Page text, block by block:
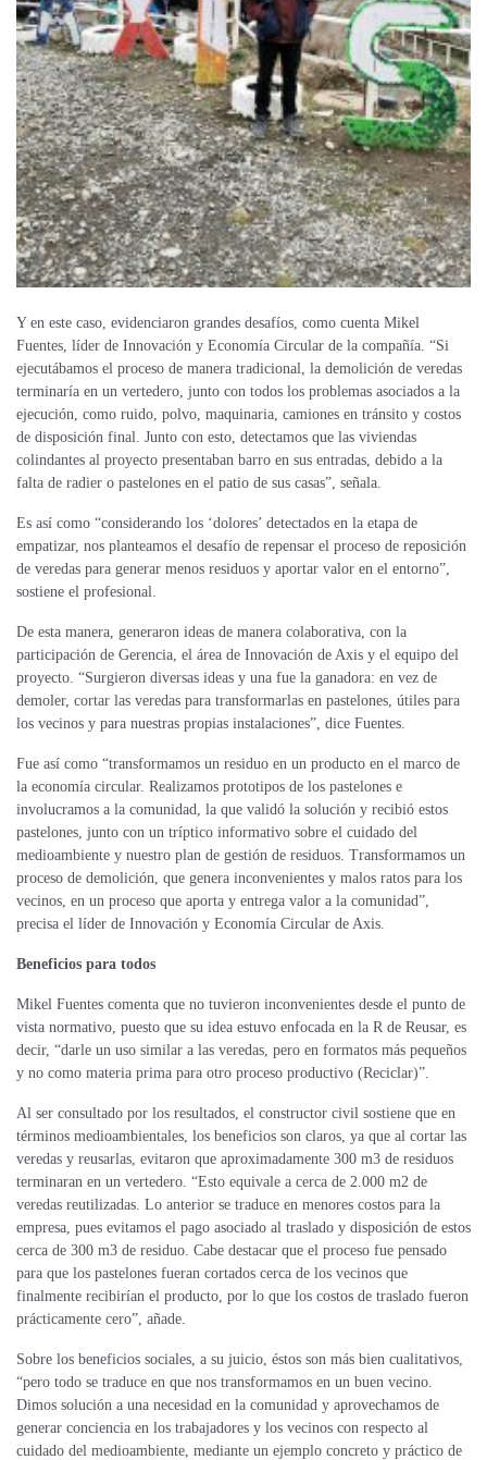
Y en este caso, evidenciaron grandes desafíos, como cuenta Mikel
Fuentes, líder de Innovación y Economía Circular de la compañía. “Si
ejecutábamos el proceso de manera tradicional, la demolición de veredas
terminaría en un vertedero, junto con todos los problemas asociados a la
ejecución, como ruido, polvo, maquinaria, camiones en tránsito y costos
de disposición final. Junto con esto, detectamos que las viviendas
colindantes al proyecto presentaban barro en sus entradas, debido a la
falta de radier o pastelones en el patio de sus casas”, señala.
Es así como “considerando los ‘dolores’ detectados en la etapa de
empatizar, nos planteamos el desafío de repensar el proceso de reposición
de veredas para generar menos residuos y aportar valor en el entorno”,
sostiene el profesional.
De esta manera, generaron ideas de manera colaborativa, con la
participación de Gerencia, el área de Innovación de Axis y el equipo del
proyecto. “Surgieron diversas ideas y una fue la ganadora: en vez de
demoler, cortar las veredas para transformarlas en pastelones, útiles para
los vecinos y para nuestras propias instalaciones”, dice Fuentes.
Fue así como “transformamos un residuo en un producto en el marco de
la economía circular. Realizamos prototipos de los pastelones e
involucramos a la comunidad, la que validó la solución y recibió estos
pastelones, junto con un tríptico informativo sobre el cuidado del
medioambiente y nuestro plan de gestión de residuos. Transformamos un
proceso de demolición, que genera inconvenientes y malos ratos para los
vecinos, en un proceso que aporta y entrega valor a la comunidad”,
precisa el líder de Innovación y Economía Circular de Axis.
Beneficios para todos
Mikel Fuentes comenta que no tuvieron inconvenientes desde el punto de
vista normativo, puesto que su idea estuvo enfocada en la R de Reusar, es
decir, “darle un uso similar a las veredas, pero en formatos más pequeños
y no como materia prima para otro proceso productivo (Reciclar)”.
Al ser consultado por los resultados, el constructor civil sostiene que en
términos medioambientales, los beneficios son claros, ya que al cortar las
veredas y reusarlas, evitaron que aproximadamente 300 m3 de residuos
terminaran en un vertedero. “Esto equivale a cerca de 2.000 m2 de
veredas reutilizadas. Lo anterior se traduce en menores costos para la
empresa, pues evitamos el pago asociado al traslado y disposición de estos
cerca de 300 m3 de residuo. Cabe destacar que el proceso fue pensado
para que los pastelones fueran cortados cerca de los vecinos que
finalmente recibirían el producto, por lo que los costos de traslado fueron
prácticamente cero”, añade.
Sobre los beneficios sociales, a su juicio, éstos son más bien cualitativos,
“pero todo se traduce en que nos transformamos en un buen vecino.
Dimos solución a una necesidad en la comunidad y aprovechamos de
generar conciencia en los trabajadores y los vecinos con respecto al
cuidado del medioambiente, mediante un ejemplo concreto y práctico de